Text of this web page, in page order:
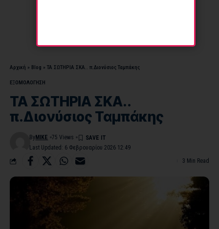
Αρχική » Blog » ΤΑ ΣΩΤΗΡΙΑ ΣΚΑ.. π.Διονύσιος Ταμπάκης
ΕΞΟΜΟΛΟΓΗΣΗ
ΤΑ ΣΩΤΗΡΙΑ ΣΚΑ..
π.Διονύσιος Ταμπάκης
Last Updated: 6 Φεβρουαρίου 2026 12:49
By MIKE 75 Views
3 Min Read